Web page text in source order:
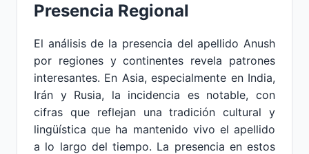
Presencia Regional
El análisis de la presencia del apellido Anush
por regiones y continentes revela patrones
interesantes. En Asia, especialmente en India,
Irán y Rusia, la incidencia es notable, con
cifras que reflejan una tradición cultural y
lingüística que ha mantenido vivo el apellido
a lo largo del tiempo. La presencia en estos